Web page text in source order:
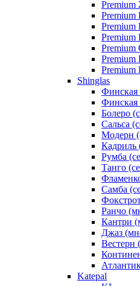
Premium
Premium
Premium
Premium
Premium
Shinglas
Финская
Финская
Болеро
Сальса
Модерн
Кадриль
Румба
Танго
Самба
Ранчо
Кантри
Джаз
Вестерн
Katepal